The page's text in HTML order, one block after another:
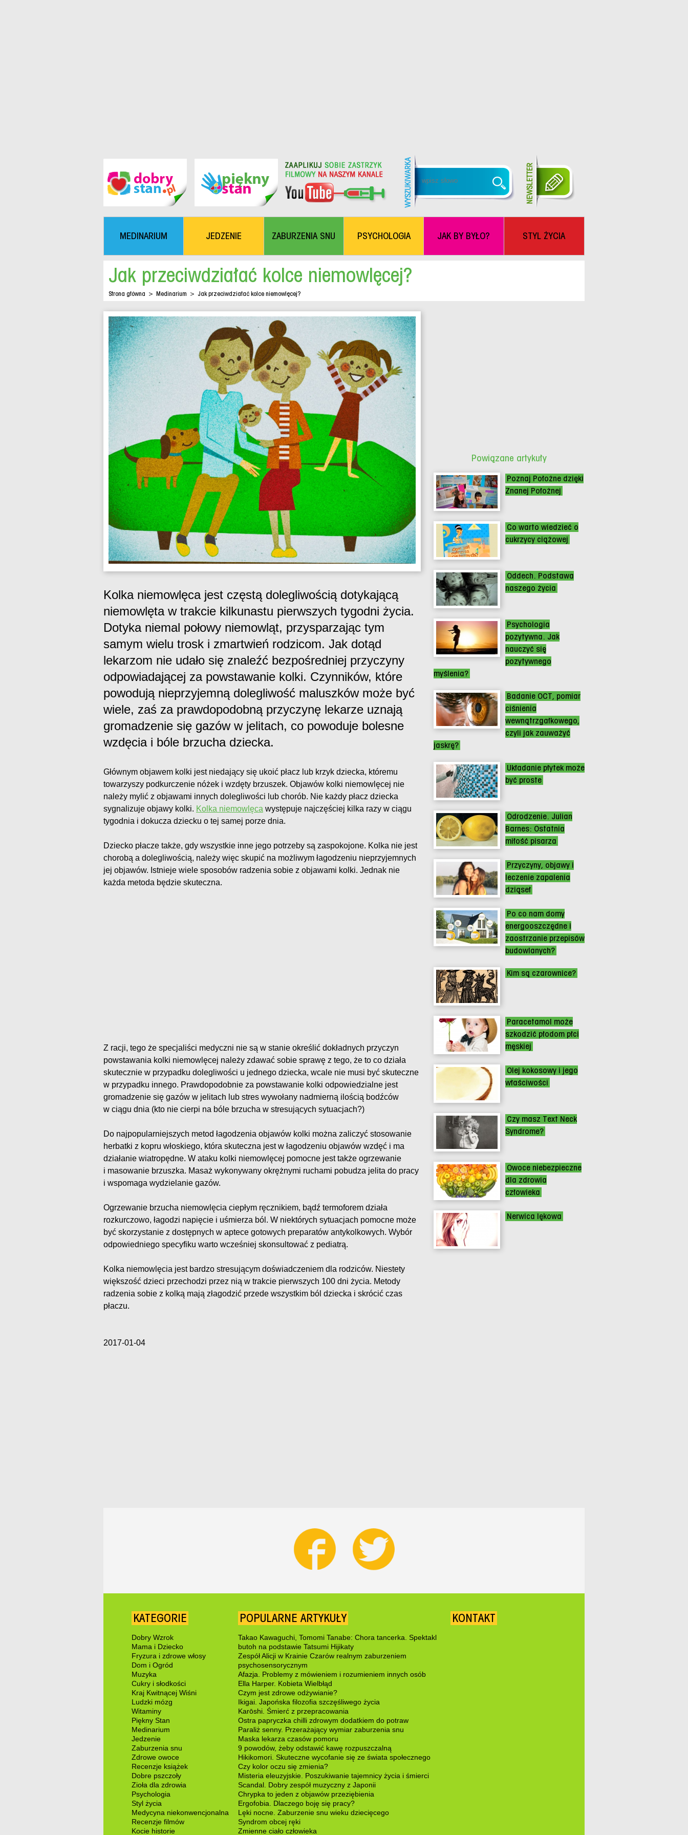
MEDINARIUM JEDZENIE ZABURZENIA SNU PSYCHOLOGIA JAK BY BYŁO? STYL ŻYCIA
Jak przeciwdziałać kolce niemowlęcej?
Strona główna > Medinarium > Jak przeciwdziałać kolce niemowlęcej?
Kolka niemowlęca jest częstą dolegliwością dotykającą
niemowlęta w trakcie kilkunastu pierwszych tygodni życia.
Dotyka niemal połowy niemowląt, przysparzając tym
samym wielu trosk i zmartwień rodzicom. Jak dotąd
lekarzom nie udało się znaleźć bezpośredniej przyczyny
odpowiadającej za powstawanie kolki. Czynników, które
powodują nieprzyjemną dolegliwość maluszków może być
wiele, zaś za prawdopodobną przyczynę lekarze uznają
gromadzenie się gazów w jelitach, co powoduje bolesne
wzdęcia i bóle brzucha dziecka.
Głównym objawem kolki jest niedający się ukoić płacz lub krzyk dziecka, któremu
towarzyszy podkurczenie nóżek i wzdęty brzuszek. Objawów kolki niemowlęcej nie
należy mylić z objawami innych dolegliwości lub chorób. Nie każdy płacz dziecka
sygnalizuje objawy kolki. Kolka niemowlęca występuje najczęściej kilka razy w ciągu
tygodnia i dokucza dziecku o tej samej porze dnia.
Dziecko płacze także, gdy wszystkie inne jego potrzeby są zaspokojone. Kolka nie jest
chorobą a dolegliwością, należy więc skupić na możliwym łagodzeniu nieprzyjemnych
jej objawów. Istnieje wiele sposobów radzenia sobie z objawami kolki. Jednak nie
każda metoda będzie skuteczna.
Z racji, tego że specjaliści medyczni nie są w stanie określić dokładnych przyczyn
powstawania kolki niemowlęcej należy zdawać sobie sprawę z tego, że to co działa
skutecznie w przypadku dolegliwości u jednego dziecka, wcale nie musi być skuteczne
w przypadku innego. Prawdopodobnie za powstawanie kolki odpowiedzialne jest
gromadzenie się gazów w jelitach lub stres wywołany nadmierną ilością bodźców
w ciągu dnia (kto nie cierpi na bóle brzucha w stresujących sytuacjach?)
Do najpopularniejszych metod łagodzenia objawów kolki można zaliczyć stosowanie
herbatki z kopru włoskiego, która skuteczna jest w łagodzeniu objawów wzdęć i ma
działanie wiatropędne. W ataku kolki niemowlęcej pomocne jest także ogrzewanie
i masowanie brzuszka. Masaż wykonywany okrężnymi ruchami pobudza jelita do pracy
i wspomaga wydzielanie gazów.
Ogrzewanie brzucha niemowlęcia ciepłym ręcznikiem, bądź termoforem działa
rozkurczowo, łagodzi napięcie i uśmierza ból. W niektórych sytuacjach pomocne może
być skorzystanie z dostępnych w aptece gotowych preparatów antykolkowych. Wybór
odpowiedniego specyfiku warto wcześniej skonsultować z pediatrą.
Kolka niemowlęcia jest bardzo stresującym doświadczeniem dla rodziców. Niestety
większość dzieci przechodzi przez nią w trakcie pierwszych 100 dni życia. Metody
radzenia sobie z kolką mają złagodzić przede wszystkim ból dziecka i skrócić czas
płaczu.
2017-01-04
Powiązane artykuły
Poznaj Położne dzięki
Znanej Położnej
Co warto wiedzieć o
cukrzycy ciążowej
Oddech. Podstawa
naszego życia
Psychologia
pozytywna. Jak
nauczyć się
pozytywnego
myślenia?
Badanie OCT, pomiar
ciśnienia
wewnątrzgałkowego,
czyli jak zauważyć
jaskrę?
Układanie płytek może
być proste
Odrodzenie. Julian
Barnes: Ostatnia
miłość pisarza
Przyczyny, objawy i
leczenie zapalenia
dziąseł
Po co nam domy
energooszczędne i
zaostrzanie przepisów
budowlanych?
Kim są czarownice?
Paracetamol może
szkodzić płodom płci
męskiej
Olej kokosowy i jego
właściwości
Czy masz Text Neck
Syndrome?
Owoce niebezpieczne
dla zdrowia
człowieka
Nerwica lękowa
KATEGORIE
Dobry Wzrok
Mama i Dziecko
Fryzura i zdrowe włosy
Dom i Ogród
Muzyka
Cukry i słodkości
Kraj Kwitnącej Wiśni
Ludzki mózg
Witaminy
Piękny Stan
Medinarium
Jedzenie
Zaburzenia snu
Zdrowe owoce
Recenzje książek
Dobre pszczoły
Zioła dla zdrowia
Psychologia
Styl życia
Medycyna niekonwencjonalna
Recenzje filmów
Kocie historie
POPULARNE ARTYKUŁY
Takao Kawaguchi, Tomomi Tanabe: Chora tancerka. Spektakl
butoh na podstawie Tatsumi Hijikaty
Zespół Alicji w Krainie Czarów realnym zaburzeniem
psychosensorycznym
Afazja. Problemy z mówieniem i rozumieniem innych osób
Ella Harper. Kobieta Wielbłąd
Czym jest zdrowe odżywianie?
Ikigai. Japońska filozofia szczęśliwego życia
Karōshi. Śmierć z przepracowania
Ostra papryczka chilli zdrowym dodatkiem do potraw
Paraliż senny. Przerażający wymiar zaburzenia snu
Maska lekarza czasów pomoru
9 powodów, żeby odstawić kawę rozpuszczalną
Hikikomori. Skuteczne wycofanie się ze świata społecznego
Czy kolor oczu się zmienia?
Misteria eleuzyjskie. Poszukiwanie tajemnicy życia i śmierci
Scandal. Dobry zespół muzyczny z Japonii
Chrypka to jeden z objawów przeziębienia
Ergofobia. Dlaczego boję się pracy?
Lęki nocne. Zaburzenie snu wieku dziecięcego
Syndrom obcej ręki
Zmienne ciało człowieka
KONTAKT